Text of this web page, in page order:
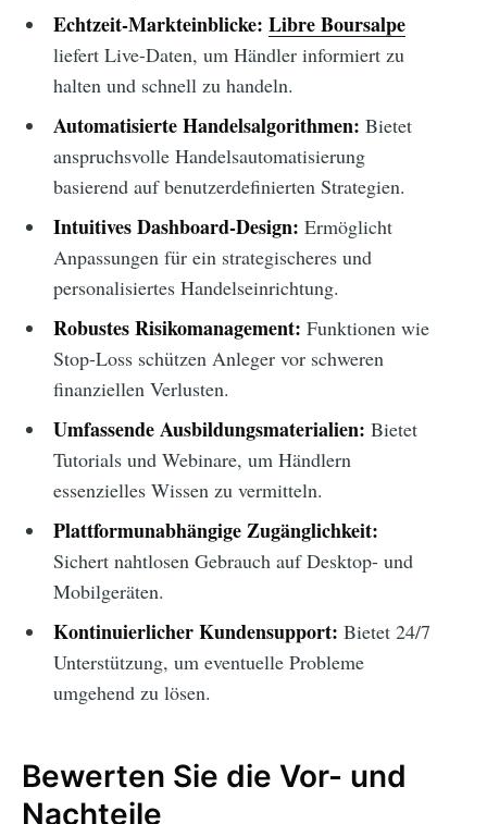
Echtzeit-Markteinblicke: Libre Boursalpe
liefert Live-Daten, um Händler informiert zu
halten und schnell zu handeln.
Automatisierte Handelsalgorithmen: Bietet
anspruchsvolle Handelsautomatisierung
basierend auf benutzerdefinierten Strategien.
Intuitives Dashboard-Design: Ermöglicht
Anpassungen für ein strategischeres und
personalisiertes Handelseinrichtung.
Robustes Risikomanagement: Funktionen wie
Stop-Loss schützen Anleger vor schweren
finanziellen Verlusten.
Umfassende Ausbildungsmaterialien: Bietet
Tutorials und Webinare, um Händlern
essenzielles Wissen zu vermitteln.
Plattformunabhängige Zugänglichkeit:
Sichert nahtlosen Gebrauch auf Desktop- und
Mobilgeräten.
Kontinuierlicher Kundensupport: Bietet 24/7
Unterstützung, um eventuelle Probleme
umgehend zu lösen.
Bewerten Sie die Vor- und
Nachteile